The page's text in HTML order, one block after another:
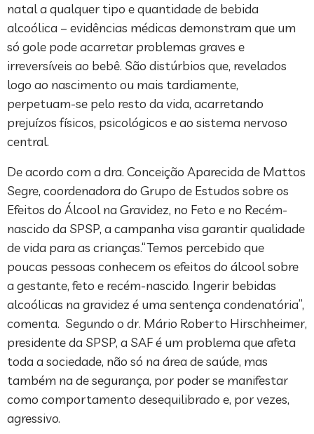
natal a qualquer tipo e quantidade de bebida
alcoólica – evidências médicas demonstram que um
só gole pode acarretar problemas graves e
irreversíveis ao bebê. São distúrbios que, revelados
logo ao nascimento ou mais tardiamente,
perpetuam-se pelo resto da vida, acarretando
prejuízos físicos, psicológicos e ao sistema nervoso
central.
De acordo com a dra. Conceição Aparecida de Mattos
Segre, coordenadora do Grupo de Estudos sobre os
Efeitos do Álcool na Gravidez, no Feto e no Recém-
nascido da SPSP, a campanha visa garantir qualidade
de vida para as crianças.“Temos percebido que
poucas pessoas conhecem os efeitos do álcool sobre
a gestante, feto e recém-nascido. Ingerir bebidas
alcoólicas na gravidez é uma sentença condenatória”,
comenta. Segundo o dr. Mário Roberto Hirschheimer,
presidente da SPSP, a SAF é um problema que afeta
toda a sociedade, não só na área de saúde, mas
também na de segurança, por poder se manifestar
como comportamento desequilibrado e, por vezes,
agressivo.